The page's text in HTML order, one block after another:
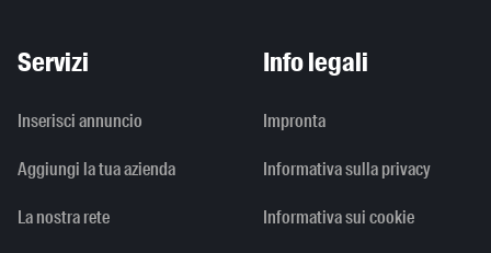
Servizi
Inserisci annuncio
Aggiungi la tua azienda
La nostra rete
Info legali
Impronta
Informativa sulla privacy
Informativa sui cookie